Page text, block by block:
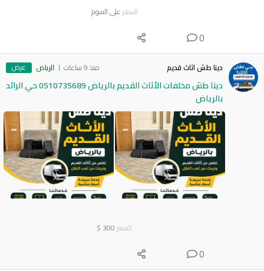
السعر على السوم
0
دينا طش اثاث قديم منذ 9 ساعات الرياض عرض
دينا طش مخلفات الأثاث القديم بالرياض 0510735689 حي الرائد
بالرياض
السعر 300
$
0